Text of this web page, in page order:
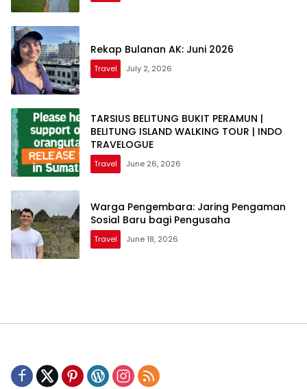
Rekap Bulanan AK: Juni 2026
Travel July 2, 2026
TARSIUS BELITUNG BUKIT PERAMUN |
BELITUNG ISLAND WALKING TOUR | INDO
TRAVELOGUE
Travel June 26, 2026
Warga Pengembara: Jaring Pengaman
Sosial Baru bagi Pengusaha
Travel June 18, 2026